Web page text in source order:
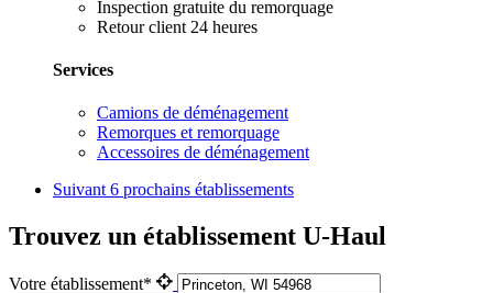
Inspection gratuite du remorquage
Retour client 24 heures
Services
Camions de déménagement
Remorques et remorquage
Accessoires de déménagement
Suivant 6 prochains établissements
Trouvez un établissement U-Haul
Votre établissement*